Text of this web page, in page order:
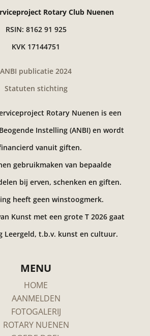
Rotary Club Nuenen
RSIN: 8162 91 925
KVK 17144751
ANBI publicatie 2024
Statuten stichting
Rotary Nuenen is een
Instelling (ANBI) en wordt
vanuit giften.
gebruikmaken van bepaalde
bij erven, schenken en giften.
heeft geen winstoogmerk.
Kunst met een grote T 2026 gaat
Leergeld, t.b.v. kunst en cultuur.
MENU
HOME
AANMELDEN
FOTOGALERIJ
ROTARY NUENEN